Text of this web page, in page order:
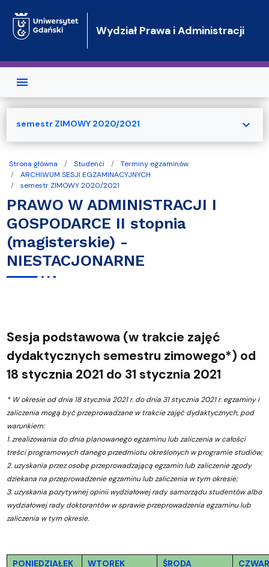
Wydział Prawa i Administracji
Strona główna Studenci
Terminy egzaminów
ARCHIWUM SESJI EGZAMINACYJNYCH
semestr ZIMOWY 2020/2021
PRAWO W ADMINISTRACJI I
GOSPODARCE II stopnia
(magisterskie) -
NIESTACJONARNE
Sesja podstawowa (w trakcie zajęć
dydaktycznych semestru zimowego*) od
18 stycznia 2021 do 31 stycznia 2021
* W okresie od dnia 18 stycznia 2021 r. do dnia 31 stycznia 2021 r. egzaminy i
zaliczenia mogą być przeprowadzane w trakcie zajęć dydaktycznych, pod
warunkiem:
1. zrealizowania do dnia planowanego egzaminu lub zaliczenia w całości
treści programowych danego przedmiotu określonych w programie studiów;
2. uzyskania przez osobę przeprowadzającą egzamin lub zaliczenie zgody
dziekana na przeprowadzenie egzaminu lub zaliczenia w tym okresie;
3. uzyskania pozytywnej opinii wydziałowej rady samorządu studentów albo
wydziałowej rady doktorantów w sprawie przeprowadzenia egzaminu lub
zaliczenia w tym okresie.
PONIEDZIAŁEK WTOREK ŚRODA
semestr ZIMOWY 2020/2021 expand_more